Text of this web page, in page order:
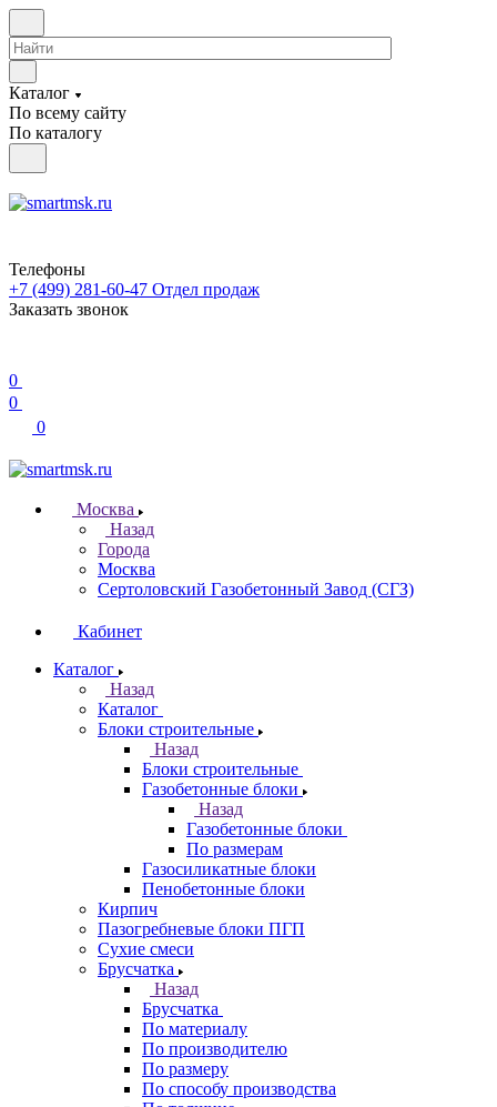
Каталог
По всему сайту
По каталогу
Телефоны
+7 (499) 281-60-47 Отдел продаж
Заказать звонок
0
0
0
Москва
Назад
Города
Москва
Сертоловский Газобетонный Завод (СГЗ)
Кабинет
Каталог
Назад
Каталог
Блоки строительные
Назад
Блоки строительные
Газобетонные блоки
Назад
Газобетонные блоки
По размерам
Газосиликатные блоки
Пенобетонные блоки
Кирпич
Пазогребневые блоки ПГП
Сухие смеси
Брусчатка
Назад
Брусчатка
По материалу
По производителю
По размеру
По способу производства